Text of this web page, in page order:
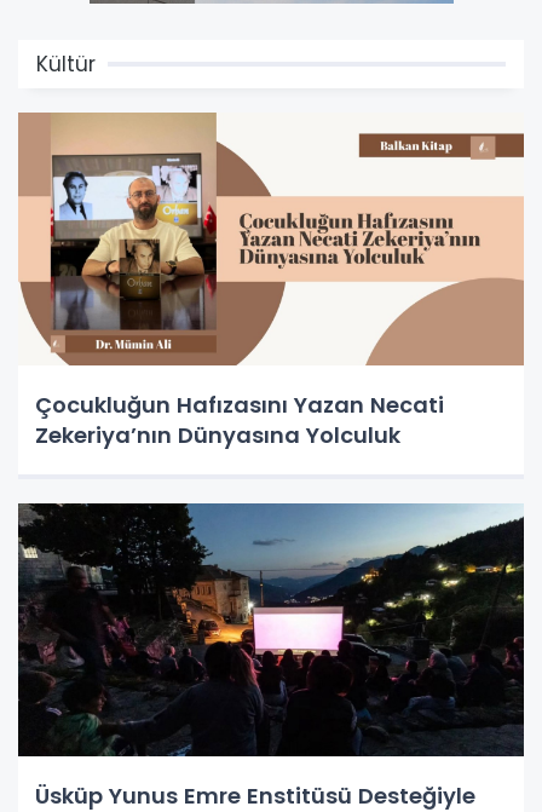
Kültür
Çocukluğun Hafızasını Yazan Necati
Zekeriya’nın Dünyasına Yolculuk
Üsküp Yunus Emre Enstitüsü Desteğiyle